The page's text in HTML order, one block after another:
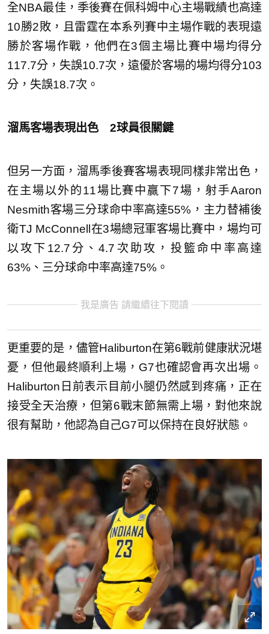
全NBA最佳，季後賽在佩科姆中心主場戰績也高達
10勝2敗，且雷霆在本系列賽中主場作戰的表現遠
勝於客場作戰，他們在3個主場比賽中場均得分
117.7分，失誤10.7次，遠優於客場的場均得分103
分，失誤18.7次。
溜馬客場表現出色 2球員很關鍵
但另一方面，溜馬季後賽客場表現同樣非常出色，
在主場以外的11場比賽中贏下7場，射手Aaron
Nesmith客場三分球命中率高達55%，主力替補後
衛TJ McConnell在3場總冠軍客場比賽中，場均可
以攻下12.7分、4.7次助攻，投籃命中率高達
63%、三分球命中率高達75%。
我是廣告 請繼續往下閱讀
更重要的是，儘管Haliburton在第6戰前健康狀況堪
憂，但他最終順利上場，G7也確認會再次出場。
Haliburton日前表示目前小腿仍然感到疼痛，正在
接受全天治療，但第6戰末節無需上場，對他來說
很有幫助，他認為自己G7可以保持在良好狀態。